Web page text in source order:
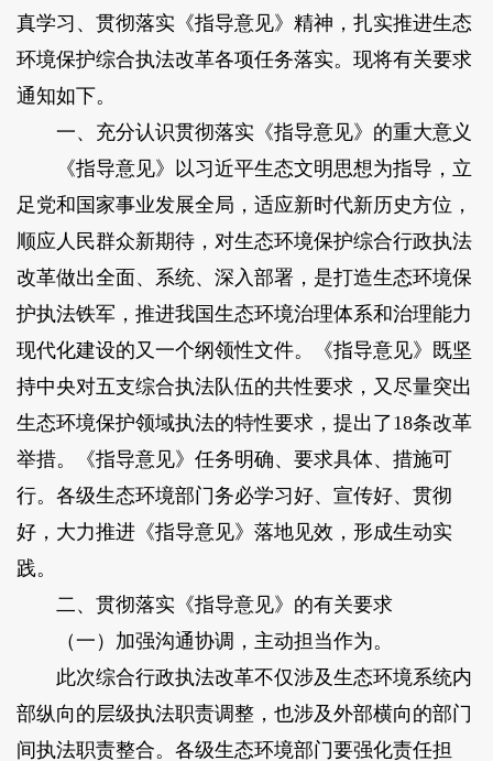
真学习、贯彻落实《指导意见》精神，扎实推进生态
环境保护综合执法改革各项任务落实。现将有关要求
通知如下。
一、充分认识贯彻落实《指导意见》的重大意义
《指导意见》以习近平生态文明思想为指导，立
足党和国家事业发展全局，适应新时代新历史方位，
顺应人民群众新期待，对生态环境保护综合行政执法
改革做出全面、系统、深入部署，是打造生态环境保
护执法铁军，推进我国生态环境治理体系和治理能力
现代化建设的又一个纲领性文件。《指导意见》既坚
持中央对五支综合执法队伍的共性要求，又尽量突出
生态环境保护领域执法的特性要求，提出了18条改革
举措。《指导意见》任务明确、要求具体、措施可
行。各级生态环境部门务必学习好、宣传好、贯彻
好，大力推进《指导意见》落地见效，形成生动实
践。
二、贯彻落实《指导意见》的有关要求
（一）加强沟通协调，主动担当作为。
此次综合行政执法改革不仅涉及生态环境系统内
部纵向的层级执法职责调整，也涉及外部横向的部门
间执法职责整合。各级生态环境部门要强化责任担